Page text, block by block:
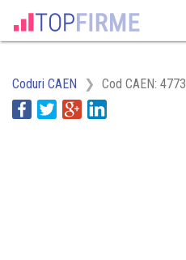
Coduri CAEN Cod CAEN: